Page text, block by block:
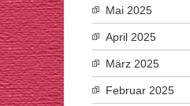
Mai 2025
April 2025
März 2025
Februar 2025